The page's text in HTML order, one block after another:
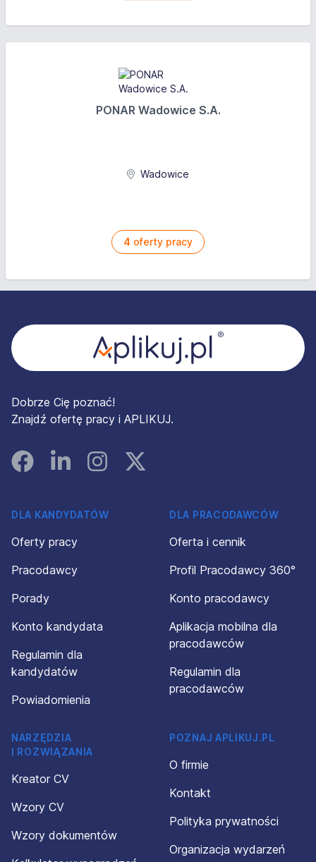
PONAR Wadowice S.A.
Wadowice
4 oferty pracy
Dobrze Cię poznać!
Znajdź ofertę pracy i APLIKUJ.
FacebookLinked InInstagramInstagram
DLA KANDYDATÓW
Oferty pracy
Pracodawcy
Porady
Konto kandydata
Regulamin dla
kandydatów
Powiadomienia
DLA PRACODAWCÓW
Oferta i cennik
Profil Pracodawcy 360°
Konto pracodawcy
Aplikacja mobilna dla
pracodawców
Regulamin dla
pracodawców
NARZĘDZIA
I ROZWIĄZANIA
Kreator CV
Wzory CV
Wzory dokumentów
POZNAJ APLIKUJ.PL
O firmie
Kontakt
Polityka prywatności
Organizacja wydarzeń